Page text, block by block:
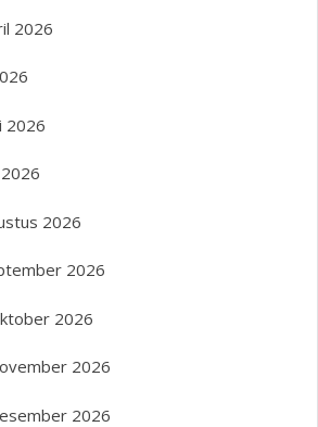
2026
2026
2026
2026
2026
2026
2026